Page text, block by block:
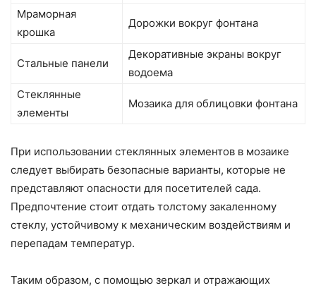
Мраморная
крошка
Дорожки вокруг фонтана
Стальные панели
Декоративные экраны вокруг
водоема
Стеклянные
элементы
Мозаика для облицовки фонтана
При использовании стеклянных элементов в мозаике
следует выбирать безопасные варианты, которые не
представляют опасности для посетителей сада.
Предпочтение стоит отдать толстому закаленному
стеклу, устойчивому к механическим воздействиям и
перепадам температур.
Таким образом, с помощью зеркал и отражающих